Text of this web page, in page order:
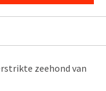
zeehond van